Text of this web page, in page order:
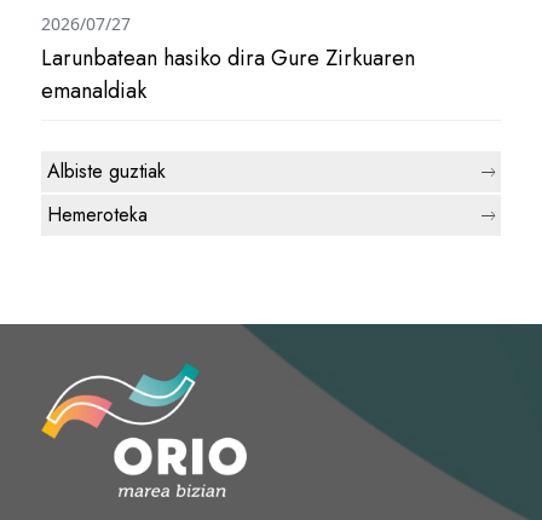
Larunbatean hasiko dira Gure Zirkuaren
emanaldiak
2026/07/27
Albiste guztiak
Hemeroteka